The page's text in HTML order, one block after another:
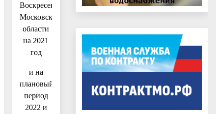
Воскресенск
Московской
области
на 2021
год
и на
плановый
период
2022 и